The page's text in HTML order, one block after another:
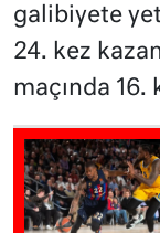
galibiyete
24. kez
maçında 16.